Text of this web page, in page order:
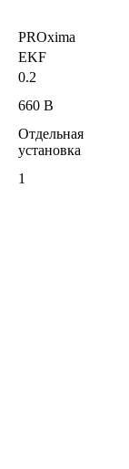
PROxima
EKF
0.2
660 В
Отдельная
установка
1